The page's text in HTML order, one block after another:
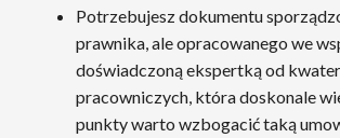
Potrzebujesz dokumentu
prawnika, ale opracowanego we
doświadczoną ekspertką od kwater
pracowniczych, która doskonale
punkty warto wzbogacić taką